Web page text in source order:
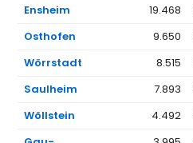
Ensheim
19.468
Osthofen
9.650
Wörrstadt
8.515
Saulheim
7.893
Wöllstein
4.492